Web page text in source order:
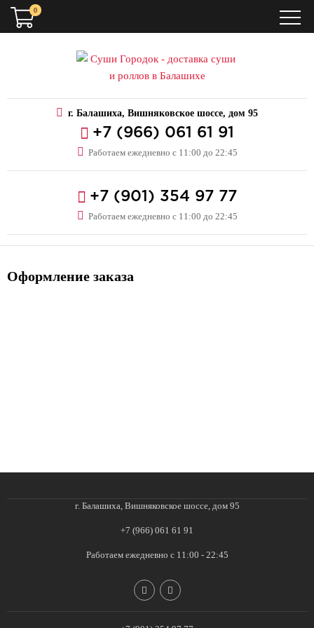
г. Балашиха, Вишняковское шоссе, дом 95
+7 (966) 061 61 91
Работаем ежедневно с 11:00 до 22:45
+7 (901) 354 97 77
Работаем ежедневно с 11:00 до 22:45
0
Оформление заказа
г. Балашиха, Вишняковское шоссе, дом 95
+7 (966) 061 61 91
Работаем ежедневно с 11:00 - 22:45